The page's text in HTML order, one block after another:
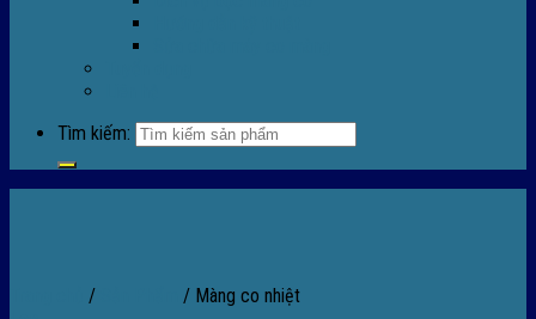
Tìm kiếm:
/ / Màng co nhiệt